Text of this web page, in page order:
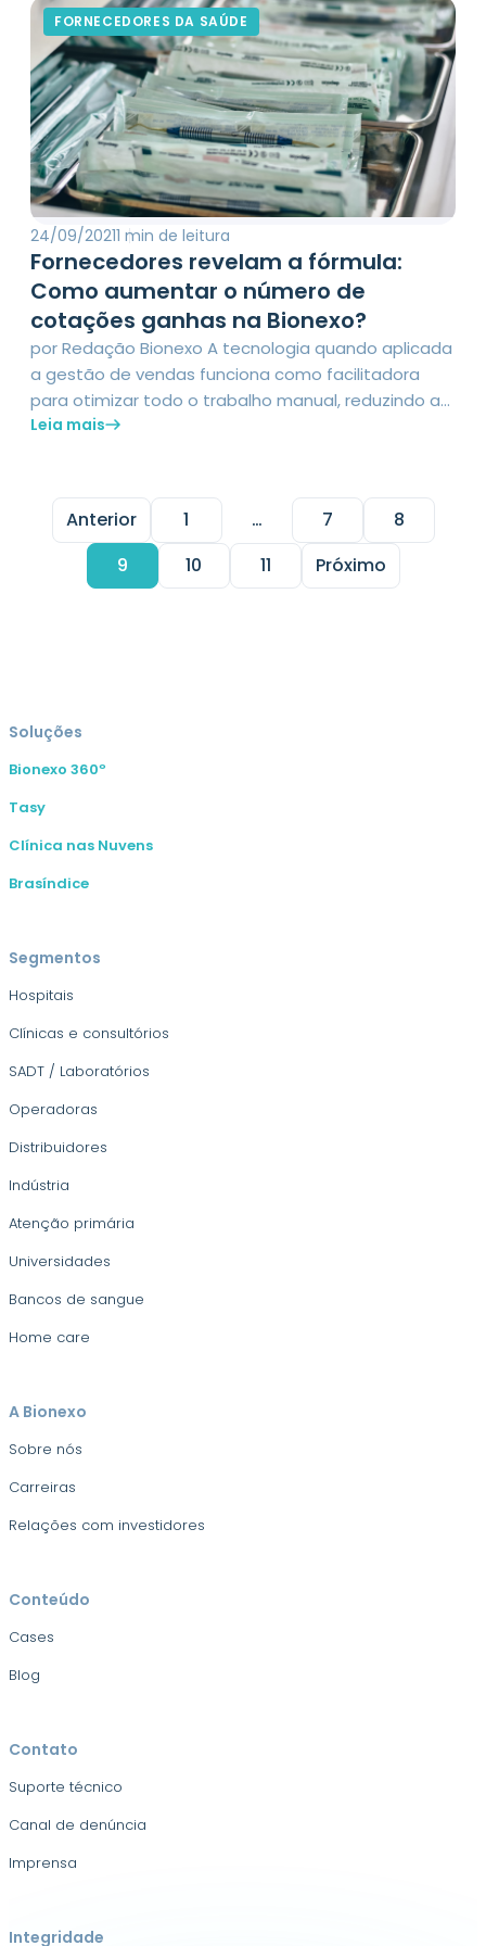
eficiente, produtivo e econômico, a maior dose de
digitalização nos procedimentos repercute como
uma espécie […]
FORNECEDORES DA SAÚDE
24/09/20211 min de leitura
Fornecedores revelam a fórmula:
Como aumentar o número de
cotações ganhas na Bionexo?
por Redação Bionexo A tecnologia quando aplicada
a gestão de vendas funciona como facilitadora
para otimizar todo o trabalho manual, reduzindo as
interações e tornando os pontos de contato cada
em uma instituição de saúde prevê agilidade e […]
Leia mais
Paginação
de
posts
Anterior 1 … 7
8
9
10 11 Próximo
Soluções
Bionexo 360º
Tasy
Clínica nas Nuvens
Brasíndice
Segmentos
Hospitais
Clínicas e consultórios
SADT / Laboratórios
Operadoras
Distribuidores
Indústria
Atenção primária
Universidades
Bancos de sangue
Home care
A Bionexo
Sobre nós
Carreiras
Relações com investidores
Conteúdo
Cases
Blog
Contato
Suporte técnico
Canal de denúncia
Imprensa
Integridade